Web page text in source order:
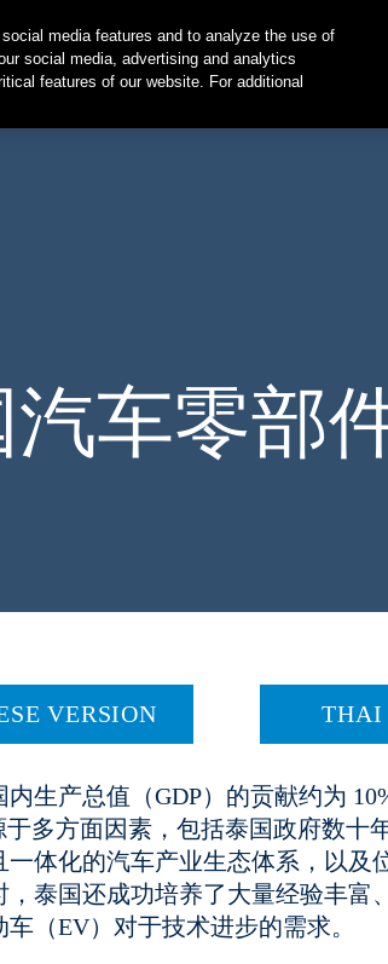
OUR PEOPLE GLOBAL LOCATIONS
车零部
VERSION THAI
生产总值（GDP）的贡献约为
多方面因素，包括泰国政府数十
体化的汽车产业生态体系，以及
泰国还成功培养了大量经验丰富
（EV）对于技术进步的需求。
media features and to analyze the use of
social media, advertising and analytics
features of our website. For additional